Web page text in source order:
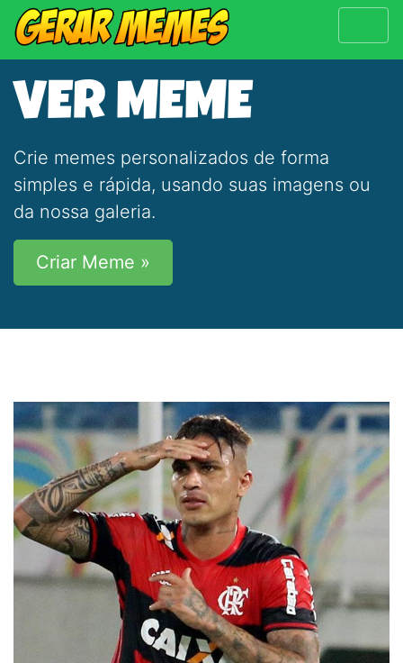
VER MEME
Crie memes personalizados de forma
simples e rápida, usando suas imagens ou
da nossa galeria.
Criar Meme »